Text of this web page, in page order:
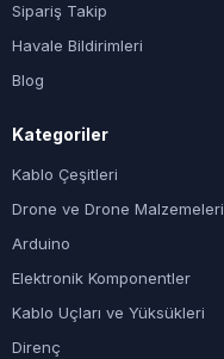
Sipariş Takip
Havale Bildirimleri
Blog
Kategoriler
Kablo Çeşitleri
Drone ve Drone Malzemeleri
Arduino
Elektronik Komponentler
Kablo Uçları ve Yüksükleri
Direnç